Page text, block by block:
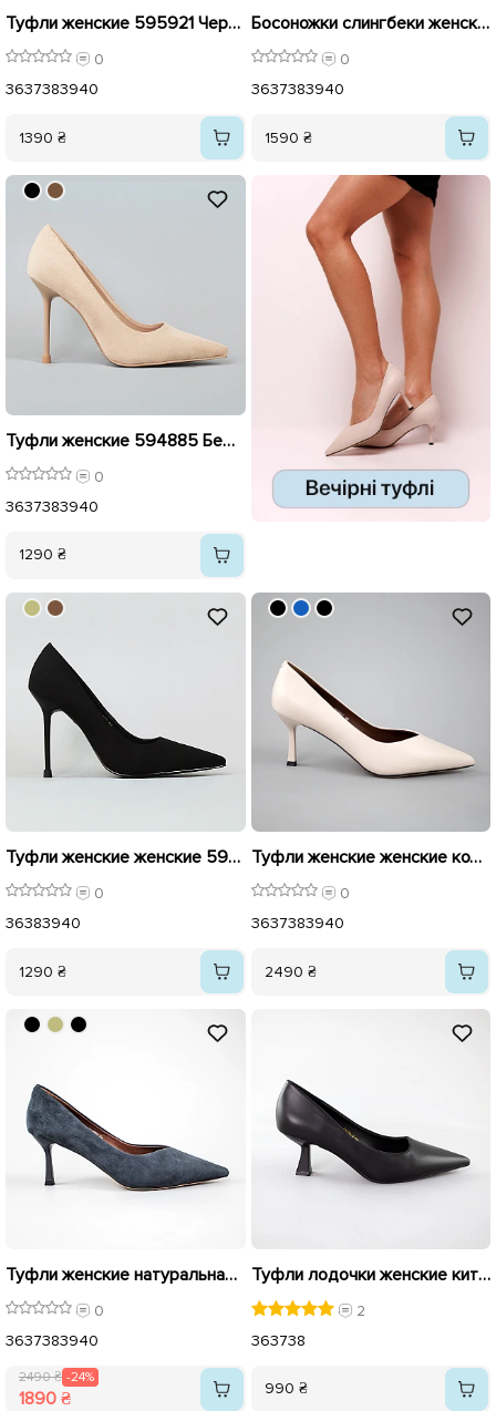
Туфли женские 595921 Черные
0
3637383940
1390 ₴
Босоножки слингбеки женские замшевые 595440 Черные
0
3637383940
1590 ₴
Туфли женские 594885 Бежевые
0
3637383940
1290 ₴
Туфли женские женские 594884 Черные
0
36383940
1290 ₴
Туфли женские женские кожаные 594209 Бежевые
0
3637383940
2490 ₴
Туфли женские натуральная замша 594213 Синие распродажа
0
3637383940
2490 ₴ -24%
1890 ₴
Туфли лодочки женские киттен 592520 Черные
2
363738
990 ₴